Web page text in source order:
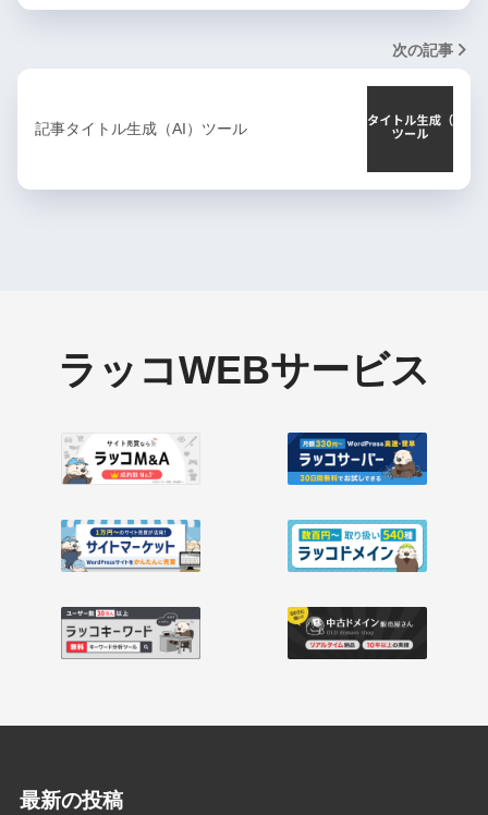
次の記事
記事タイトル生成（AI）ツール
ラッコWEBサービス
最新の投稿